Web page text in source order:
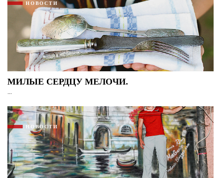
НОВОСТИ
МИЛЫЕ СЕРДЦУ МЕЛОЧИ.
...
НОВОСТИ